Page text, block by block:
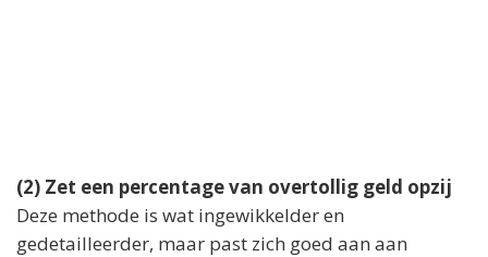
(2) Zet een percentage van overtollig geld opzij
Deze methode is wat ingewikkelder en
gedetailleerder, maar past zich goed aan aan